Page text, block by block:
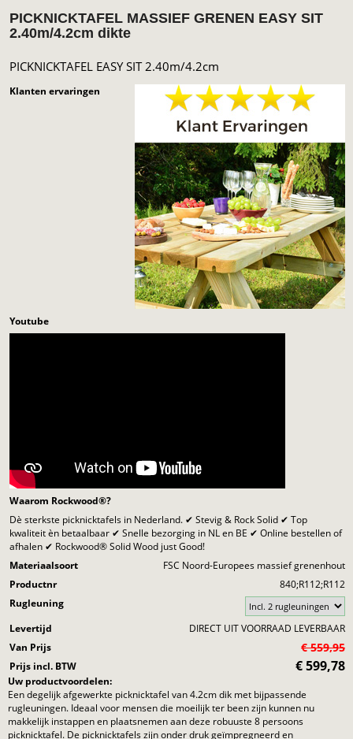
PICKNICKTAFEL MASSIEF GRENEN EASY SIT
2.40m/4.2cm dikte
PICKNICKTAFEL EASY SIT 2.40m/4.2cm
Klanten ervaringen
Youtube
Waarom Rockwood®?
Dè sterkste picknicktafels in Nederland. ✔ Stevig & Rock Solid ✔ Top
kwaliteit èn betaalbaar ✔ Snelle bezorging in NL en BE ✔ Online bestellen of
afhalen ✔ Rockwood® Solid Wood just Good!
Materiaalsoort
FSC Noord-Europees massief grenenhout
Productnr
840;R112;R112
Rugleuning
Levertijd
DIRECT UIT VOORRAAD LEVERBAAR
Van Prijs
€ 559,95
Prijs incl. BTW €599,78
Uw productvoordelen:
Een degelijk afgewerkte picknicktafel van 4.2cm dik met bijpassende
rugleuningen. Ideaal voor mensen die moeilijk ter been zijn kunnen nu
makkelijk instappen en plaatsnemen aan deze robuuste 8 persoons
picknicktafel. De picknicktafels zijn onder druk geïmpregneerd en